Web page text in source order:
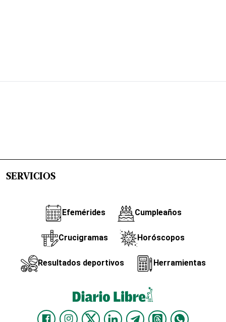
SERVICIOS
Efemérides Cumpleaños
Crucigramas Horóscopos
Resultados deportivos Herramientas